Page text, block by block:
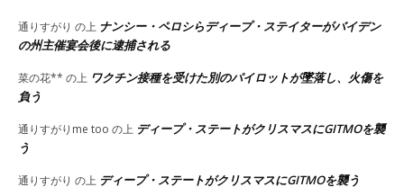
通りすがり の上 ナンシー・ペロシらディープ・ステイターがバイデン
の州主催宴会後に逮捕される
菜の花** の上 ワクチン接種を受けた別のパイロットが墜落し、火傷を
負う
通りすがりme too の上 ディープ・ステートがクリスマスにGITMOを襲
う
通りすがり の上 ディープ・ステートがクリスマスにGITMOを襲う